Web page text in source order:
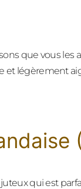
que vous les
et légèrement
qui est